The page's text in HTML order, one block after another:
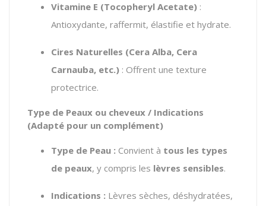
Vitamine E (Tocopheryl Acetate) :
Antioxydante, raffermit, élastifie et hydrate.
Cires Naturelles (Cera Alba, Cera
Carnauba, etc.) : Offrent une texture
protectrice.
Type de Peaux ou cheveux / Indications
(Adapté pour un complément)
Type de Peau : Convient à tous les types
de peaux, y compris les lèvres sensibles.
Indications : Lèvres sèches, déshydratées,